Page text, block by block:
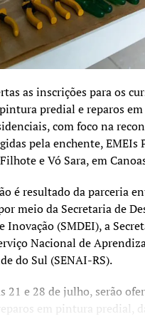
dentro do prazo
muito
dos
projeto é
e
Comitê
assegurar que
financiando
a
minimizar o impacto
as inscrições para os
predial e reparos
com foco na
pela enchente, EMEIs
e Vó Sara, em
é resultado da parceria
meio da Secretaria de
Inovação (SMDEI), a
Nacional de
do Sul (SENAI-RS).
21 e 28 de julho, serão
em pintura predial,